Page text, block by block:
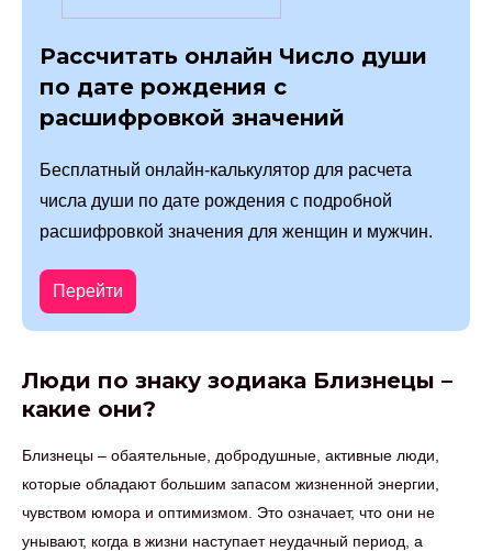
Рассчитать онлайн Число души
по дате рождения с
расшифровкой значений
Бесплатный онлайн-калькулятор для расчета
числа души по дате рождения с подробной
расшифровкой значения для женщин и мужчин.
Перейти
Люди по знаку зодиака Близнецы –
какие они?
Близнецы – обаятельные, добродушные, активные люди,
которые обладают большим запасом жизненной энергии,
чувством юмора и оптимизмом. Это означает, что они не
унывают, когда в жизни наступает неудачный период, а